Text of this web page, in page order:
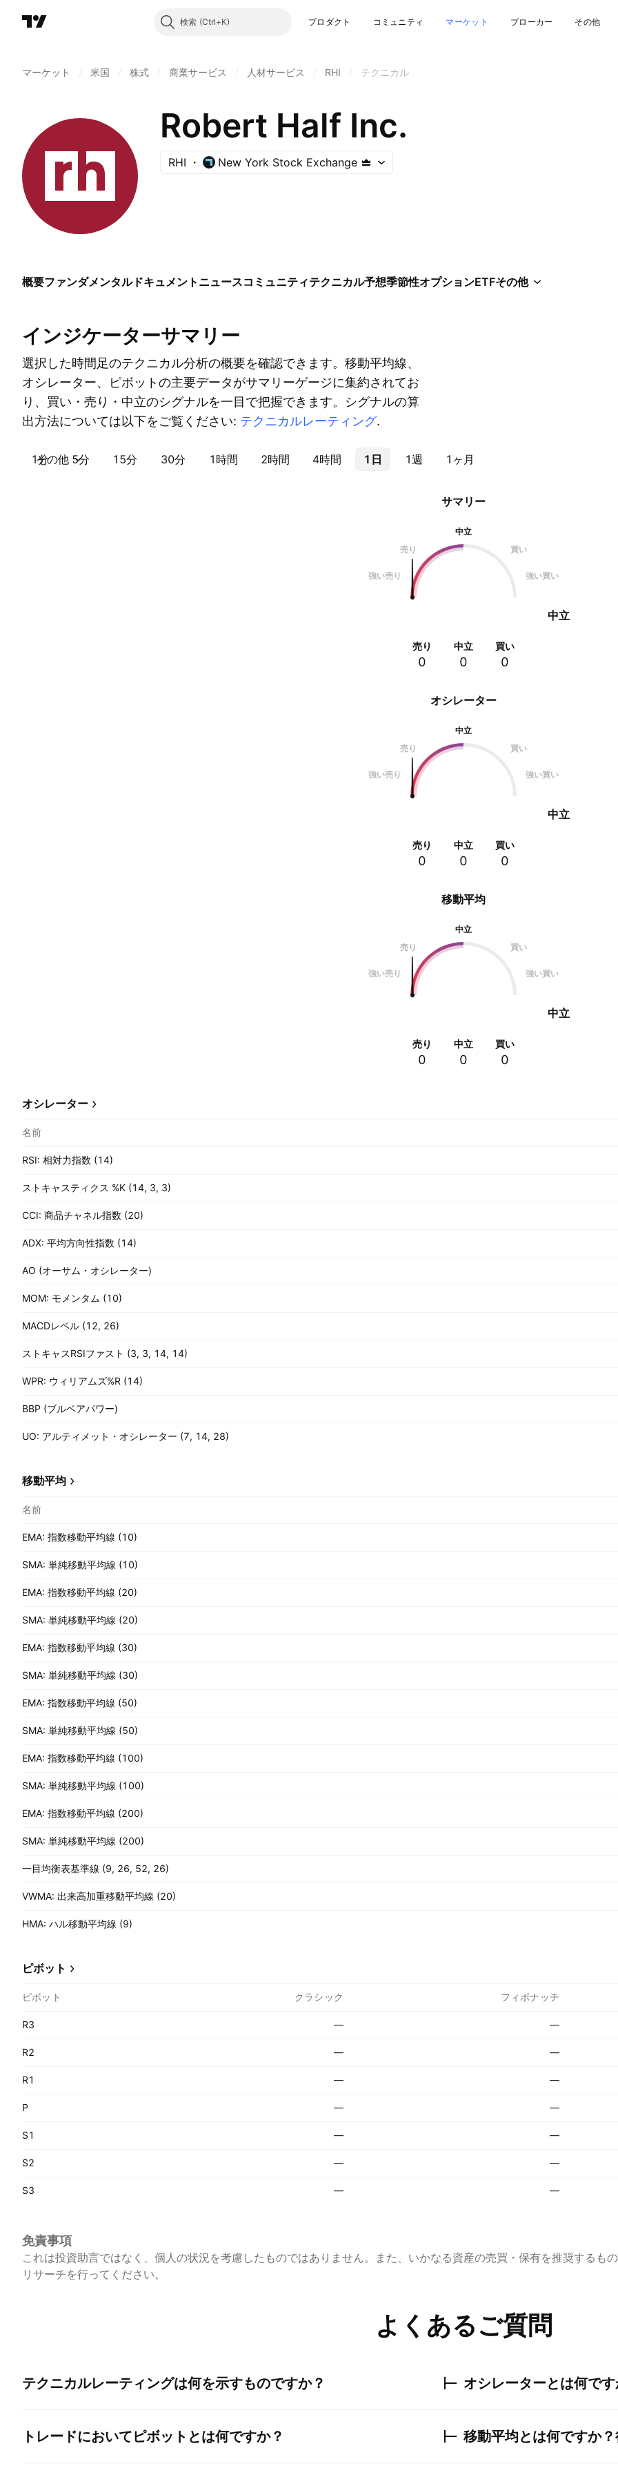
検索 プロダクト コミュニティ マーケット ブローカー その他
マーケット 米国 株式 商業サービス 人材サービス RHI テクニカル
Robert Half Inc.
RHI New York Stock Exchange
概要ファンダメンタルドキュメント ニュースコミュニティテクニカル予想季節性オプションETFその他
インジケーターサマリー
選択した時間足のテクニカル分析の概要を確認できます。移動平均線、
オシレーター、ピボットの主要データがサマリーゲージに集約されてお
り、買い・売り・中立のシグナルを一目で把握できます。シグナルの算
出方法については以下をご覧ください: テクニカルレーティング.
1分 5分 15分 30分 1時間 2時間 4時間 1日 1週 1ヶ月
その他
オシレーター
中立
売り
買い
強い売り 強い買い
中立
売り
0
中立
0
買い
0
サマリー
中立
売り
買い
強い売り 強い買い
中立
売り
0
中立
0
買い
0
移動平均
中立
売り
買い
強い売り 強い買い
中立
売り
0
中立
0
買い
0
オシレーター
名前
RSI: 相対力指数 (14)
ストキャスティクス %K (14, 3, 3)
CCI: 商品チャネル指数 (20)
ADX: 平均方向性指数 (14)
AO (オーサム・オシレーター)
MOM: モメンタム (10)
MACDレベル (12, 26)
ストキャスRSIファスト (3, 3, 14, 14)
WPR: ウィリアムズ%R (14)
BBP (ブルベアパワー)
UO: アルティメット・オシレーター (7, 14, 28)
移動平均
名前
EMA: 指数移動平均線 (10)
SMA: 単純移動平均線 (10)
EMA: 指数移動平均線 (20)
SMA: 単純移動平均線 (20)
EMA: 指数移動平均線 (30)
SMA: 単純移動平均線 (30)
EMA: 指数移動平均線 (50)
SMA: 単純移動平均線 (50)
EMA: 指数移動平均線 (100)
SMA: 単純移動平均線 (100)
EMA: 指数移動平均線 (200)
SMA: 単純移動平均線 (200)
一目均衡表基準線 (9, 26, 52, 26)
VWMA: 出来高加重移動平均線 (20)
HMA: ハル移動平均線 (9)
ピボット
ピボット クラシック フィボナッチ
R3 — —
R2 — —
R1 — —
P — —
S1 — —
S2 — —
S3 — —
免責事項
これは投資助言ではなく、個人の状況を考慮したものではありません。また、いかなる資産の売買・保有を推奨するもの
リサーチを行ってください。
よくあるご質問
テクニカルレーティングは何を示すものですか？
トレードにおいてピボットとは何ですか？
オシレーターとは何で
移動平均とは何ですか